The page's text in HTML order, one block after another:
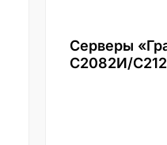
Серверы
С2082И/